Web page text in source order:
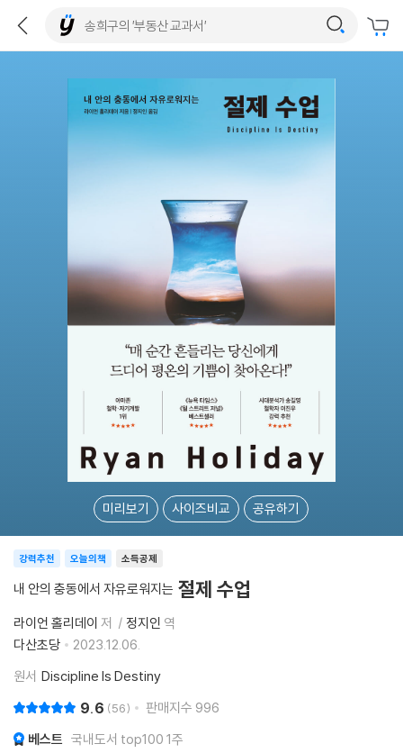
미리보기 사이즈비교 공유하기
소득공제
강력추천 오늘의책
내 안의 충동에서 자유로워지는 절제 수업
라이언 홀리데이 저 정지인 역
다산초당
2023.12.06.
원서 Discipline Is Destiny
9.6 56 판매지수 996
베스트 국내도서 top100 1주